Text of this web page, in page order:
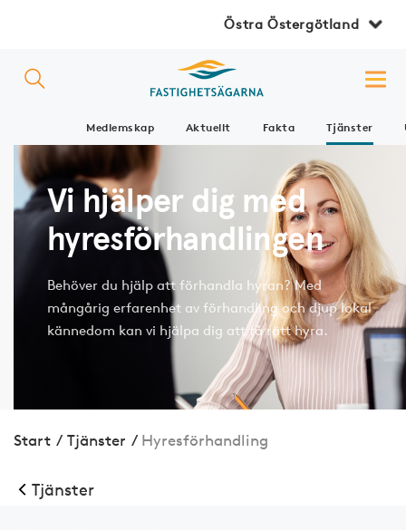
Östra Östergötland
Medlemskap Aktuellt Fakta Tjänster
Vi hjälper dig med
hyresförhandlingen
Behöver du hjälp att förhandla hyran? Med
mångårig erfarenhet av förhandling och djup lokal
kännedom kan vi hjälpa dig att få rätt hyra.
Start / Tjänster / Hyres­för­handling
Tjänster